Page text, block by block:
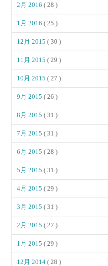
2月 2016( 28 )
1月 2016( 25 )
12月 2015( 30 )
11月 2015( 29 )
10月 2015( 27 )
9月 2015( 26 )
8月 2015( 31 )
7月 2015( 31 )
6月 2015( 28 )
5月 2015( 31 )
4月 2015( 29 )
3月 2015( 31 )
2月 2015( 27 )
1月 2015( 29 )
12月 2014( 28 )